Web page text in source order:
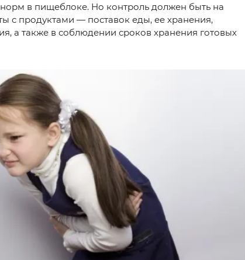
в пищеблоке. Но контроль должен быть на
с продуктами — поставок еды, ее хранения,
а также в соблюдении сроков хранения готовых